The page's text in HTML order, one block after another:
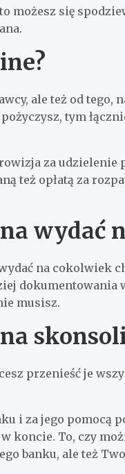
możesz się
ale też od tego,
tym
za udzielenie
też opłatą za
wydać
na cokolwiek
dokumentowania
musisz.
przenieść je
i za jego pomocą
koncie. To, czy
banku, ale też